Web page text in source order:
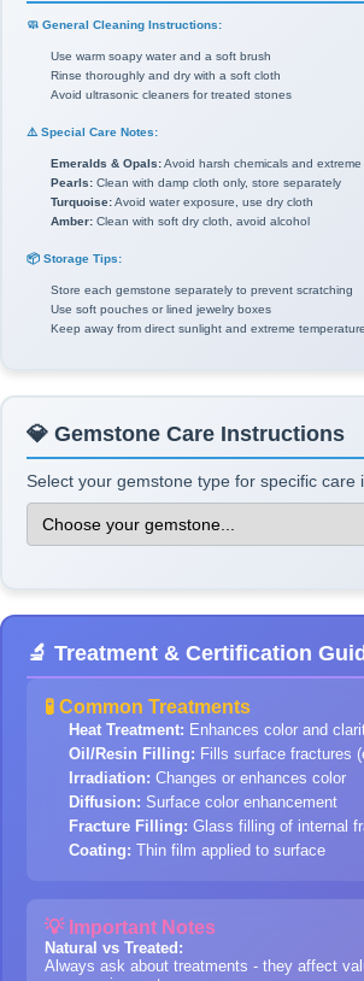
🧼 General Cleaning Instructions:
Use warm soapy water and a soft brush
Rinse thoroughly and dry with a soft cloth
Avoid ultrasonic cleaners for treated stones
⚠️ Special Care Notes:
Emeralds & Opals:Avoid harsh chemicals and
Pearls: Clean with damp cloth only, store separately
Turquoise:Avoid water exposure, use dry cloth
Amber: Clean with soft dry cloth, avoid alcohol
📦 Storage Tips:
Store each gemstone separately to prevent scratching
Use soft pouches or lined jewelry boxes
Keep away from direct sunlight and extreme
💎 Gemstone Care Instructions
Select your gemstone type for specific care
🔬 Treatment & Certification
🧪 Common Treatments
Heat Treatment: Enhances color and
Oil/Resin Filling: Fills surface fractures
Irradiation: Changes or enhances color
Diffusion: Surface color enhancement
Fracture Filling: Glass filling of internal
Coating: Thin film applied to surface
💡 Important Notes
Natural vs Treated:
Always ask about treatments - they affect